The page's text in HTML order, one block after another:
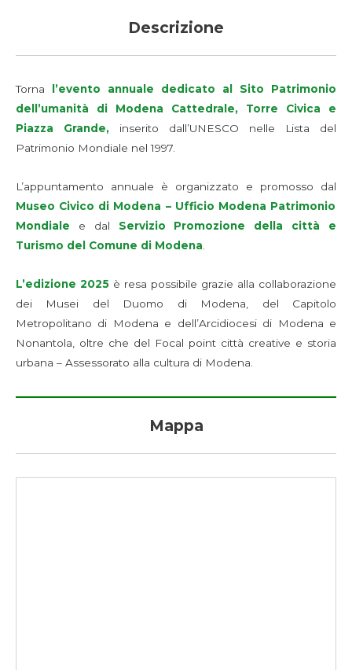
Descrizione
Torna
l’evento annuale dedicato al Sito Patrimonio
dell’umanità di Modena Cattedrale, Torre Civica e
Piazza Grande, inserito dall’UNESCO nelle Lista del
Patrimonio Mondiale nel 1997.
L’appuntamento annuale è organizzato e promosso dal
Museo Civico di Modena – Ufficio Modena Patrimonio
Mondiale e dal Servizio Promozione della città e
Turismo del Comune di Modena.
L’edizione 2025 è resa possibile grazie alla collaborazione
dei Musei del Duomo di Modena, del Capitolo
Metropolitano di Modena e dell’Arcidiocesi di Modena e
Nonantola, oltre che del Focal point città creative e storia
urbana – Assessorato alla cultura di Modena.
Mappa